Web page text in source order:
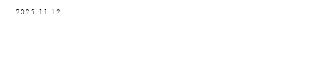
2025.11.12